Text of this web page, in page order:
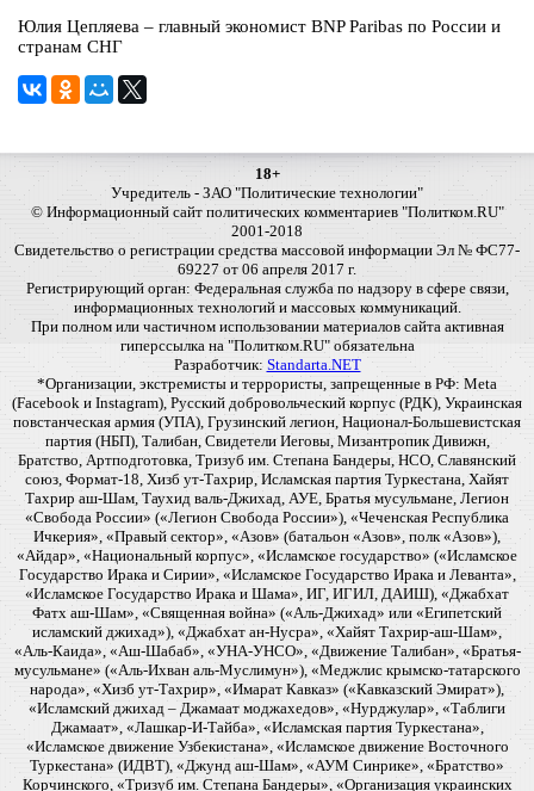
Юлия Цепляева – главный экономист BNP Paribas по России и
странам СНГ
18+
Учредитель - ЗАО "Политические технологии"
© Информационный сайт политических комментариев "Политком.RU"
2001-2018
Свидетельство о регистрации средства массовой информации Эл № ФС77-
69227 от 06 апреля 2017 г.
Регистрирующий орган: Федеральная служба по надзору в сфере связи,
информационных технологий и массовых коммуникаций.
При полном или частичном использовании материалов сайта активная
гиперссылка на "Политком.RU" обязательна
Разработчик: Standarta.NET
*Организации, экстремисты и террористы, запрещенные в РФ: Meta
(Facebook и Instagram), Русский добровольческий корпус (РДК), Украинская
повстанческая армия (УПА), Грузинский легион, Национал-Большевистская
партия (НБП), Талибан, Свидетели Иеговы, Мизантропик Дивижн,
Братство, Артподготовка, Тризуб им. Степана Бандеры, НСО, Славянский
союз, Формат-18, Хизб ут-Тахрир, Исламская партия Туркестана, Хайят
Тахрир аш-Шам, Таухид валь-Джихад, АУЕ, Братья мусульмане, Легион
«Свобода России» («Легион Свобода России»), «Чеченская Республика
Ичкерия», «Правый сектор», «Азов» (батальон «Азов», полк «Азов»),
«Айдар», «Национальный корпус», «Исламское государство» («Исламское
Государство Ирака и Сирии», «Исламское Государство Ирака и Леванта»,
«Исламское Государство Ирака и Шама», ИГ, ИГИЛ, ДАИШ), «Джабхат
Фатх аш-Шам», «Священная война» («Аль-Джихад» или «Египетский
исламский джихад»), «Джабхат ан-Нусра», «Хайят Тахрир-аш-Шам»,
«Аль-Каида», «Аш-Шабаб», «УНА-УНСО», «Движение Талибан», «Братья-
мусульмане» («Аль-Ихван аль-Муслимун»), «Меджлис крымско-татарского
народа», «Хизб ут-Тахрир», «Имарат Кавказ» («Кавказский Эмират»),
«Исламский джихад – Джамаат моджахедов», «Нурджулар», «Таблиги
Джамаат», «Лашкар-И-Тайба», «Исламская партия Туркестана»,
«Исламское движение Узбекистана», «Исламское движение Восточного
Туркестана» (ИДВТ), «Джунд аш-Шам», «АУМ Синрике», «Братство»
Корчинского, «Тризуб им. Степана Бандеры», «Организация украинских